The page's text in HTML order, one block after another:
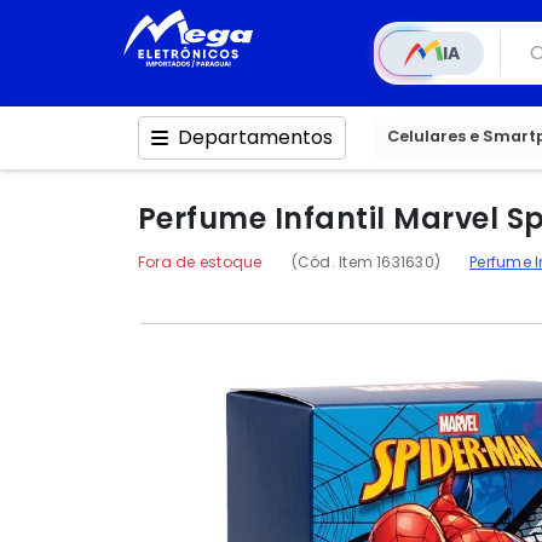
IA
Departamentos Celulares e
Perfume Infantil Marvel
Fora de estoque (Cód. Item 1631630) Perfume